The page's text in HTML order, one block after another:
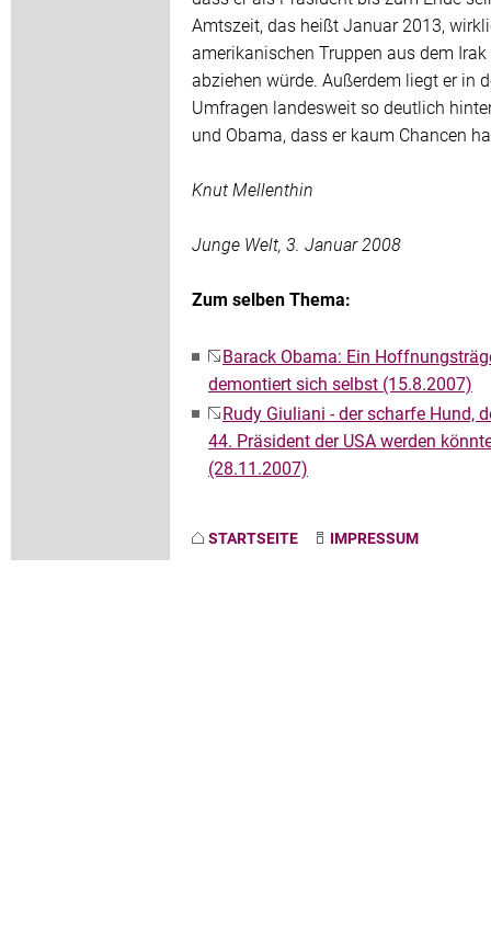
Amtszeit, das heißt Januar 2013,
amerikanischen Truppen aus dem Irak
abziehen würde. Außerdem liegt er in
Umfragen landesweit so deutlich
und Obama, dass er kaum Chancen
Knut Mellenthin
Junge Welt, 3. Januar 2008
Zum selben Thema:
Barack Obama: Ein
demontiert sich selbst (15.8.2007)
Rudy Giuliani - der scharfe Hund,
44. Präsident der USA werden
(28.11.2007)
STARTSEITE IMPRESSUM